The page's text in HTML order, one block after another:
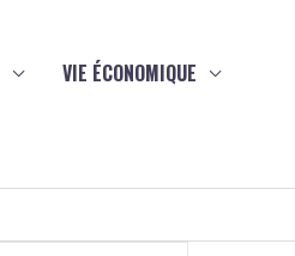
VIE ÉCONOMIQUE